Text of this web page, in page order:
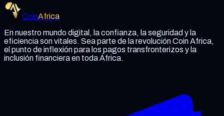
CoinAfrica
En nuestro mundo digital, la confianza, la seguridad y la
eficiencia son vitales. Sea parte de la revolución Coin Africa,
el punto de inflexión para los pagos transfronterizos y la
inclusión financiera en toda África.